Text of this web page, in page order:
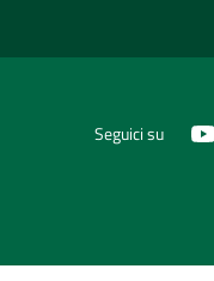
Seguici su